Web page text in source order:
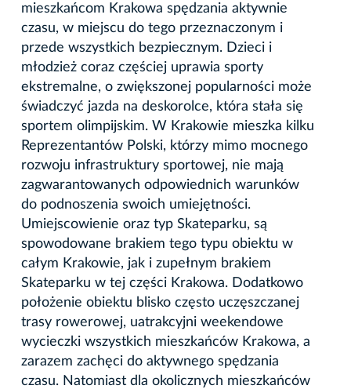
mieszkańcom Krakowa spędzania aktywnie
czasu, w miejscu do tego przeznaczonym i
przede wszystkich bezpiecznym. Dzieci i
młodzież coraz częściej uprawia sporty
ekstremalne, o zwiększonej popularności może
świadczyć jazda na deskorolce, która stała się
sportem olimpijskim. W Krakowie mieszka kilku
Reprezentantów Polski, którzy mimo mocnego
rozwoju infrastruktury sportowej, nie mają
zagwarantowanych odpowiednich warunków
do podnoszenia swoich umiejętności.
Umiejscowienie oraz typ Skateparku, są
spowodowane brakiem tego typu obiektu w
całym Krakowie, jak i zupełnym brakiem
Skateparku w tej części Krakowa. Dodatkowo
położenie obiektu blisko często uczęszczanej
trasy rowerowej, uatrakcyjni weekendowe
wycieczki wszystkich mieszkańców Krakowa, a
zarazem zachęci do aktywnego spędzania
czasu. Natomiast dla okolicznych mieszkańców